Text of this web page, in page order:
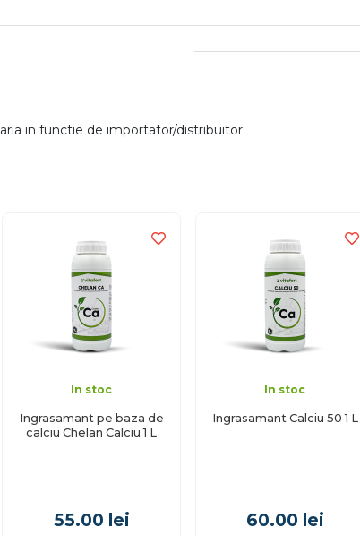
in functie de importator/distribuitor.
In stoc
Ingrasamant pe baza de
calciu Chelan Calciu 1 L
55.00 lei
In stoc
Ingrasamant Calciu 50 1 L
60.00 lei